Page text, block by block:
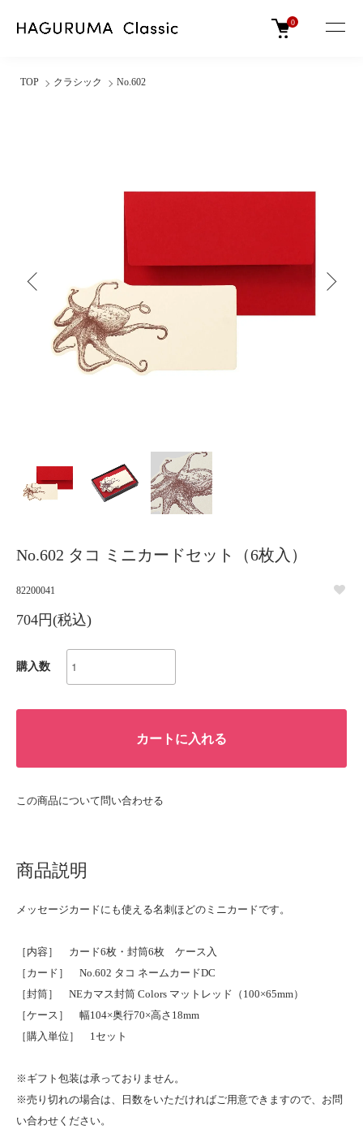
0
TOP クラシック No.602
No.602 タコ ミニカードセット（6枚入）
82200041
704円(税込)
購入数
カートに入れる
この商品について問い合わせる
商品説明
メッセージカードにも使える名刺ほどのミニカードです。
［内容］ カード6枚・封筒6枚 ケース入
［カード］ No.602 タコ ネームカードDC
［封筒］ NEカマス封筒 Colors マットレッド（100×65mm）
［ケース］ 幅104×奥行70×高さ18mm
［購入単位］ 1セット
※ギフト包装は承っておりません。
※売り切れの場合は、日数をいただければご用意できますので、お問
い合わせください。